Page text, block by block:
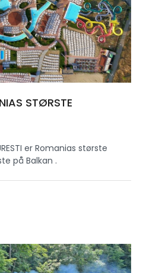
STØRSTE
er Romanias største
på Balkan .